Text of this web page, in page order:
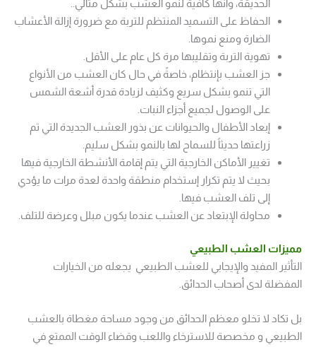
الحديقة، وأنها كافية لنمو العشب بشكل مثالي..
الحفاظ على التسميد المنتظم للتربة مع ضرورة إزالة الأعشاب
الضارة ومنع نموها.
تهوية التربة وتقليبها مرة كل عام على الأقل.
جز العشب بإنتظام، خاصةً في حال كان العشب من الأنواع
التي تنمو بشكل سريع وكثيف لزيادة قدرة أشعة الشمس
على الوصول لجميع أجزاء النبات.
إبعاد الأطفال والحيوانات عن بذور العشب الجديدة التي تم
زراعتها حديثاً للسماح لها بالنمو بشكل سليم.
تغيير الأماكن الخارجية التي يتم إقامة الأنشطة الخارجية فيها
بحيث لا يتم تكرار إستخدام منطقة واحدة لعدة مرات ما يؤدي
إلى تلف العشب فيها.
محاولة الإبتعاد عن العشب عندما يكون مبلل وعرضة للتلف.
مميزات العشب الطبيعي
التأثير المفيد والإيجابي للعشب الطبيعي يجعله من الخيارات
المفضلة لدى أصحاب الحدائق.
بل تكاد لا تخلو معظم الحدائق من وجود مساحة مغطاة بالعشب
الطبيعي و مخصصة للاسترخاء واللعب وقضاء الوقت الممتع في